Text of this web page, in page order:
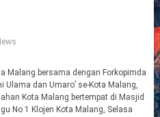
Malang bersama dengan Forkopimda
dan Umaro’ se-Kota Malang,
Kota Malang bertempat di Masjid
No 1 Klojen Kota Malang, Selasa